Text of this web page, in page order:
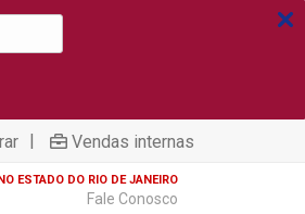
| Vendas internas
ESTADO DO RIO DE JANEIRO
Fale Conosco